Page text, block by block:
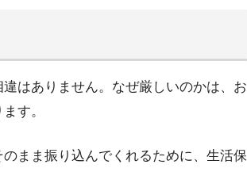
はありません。なぜ厳しいのかは、お
す。
まま振り込んでくれるために、生活保